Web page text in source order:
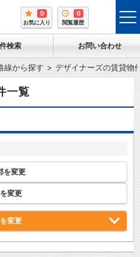
0
お気に入り
0
閲覧履歴
検索 お問い合わせ
線から探す デザイナーズの賃貸物
一覧
を変更
変更
変更